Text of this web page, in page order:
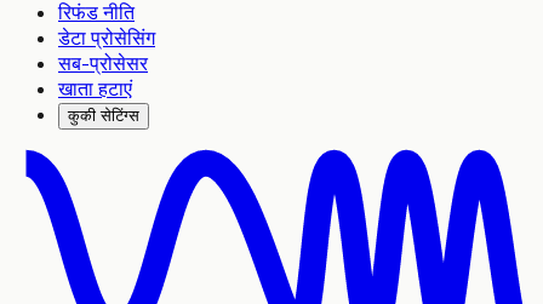
रिफंड नीति
डेटा प्रोसेसिंग
सब-प्रोसेसर
खाता हटाएं
कुकी सेटिंग्स